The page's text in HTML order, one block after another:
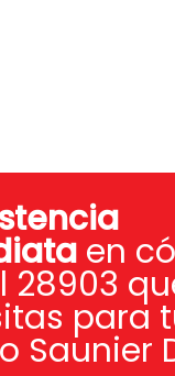
en
28903
para
Saunier